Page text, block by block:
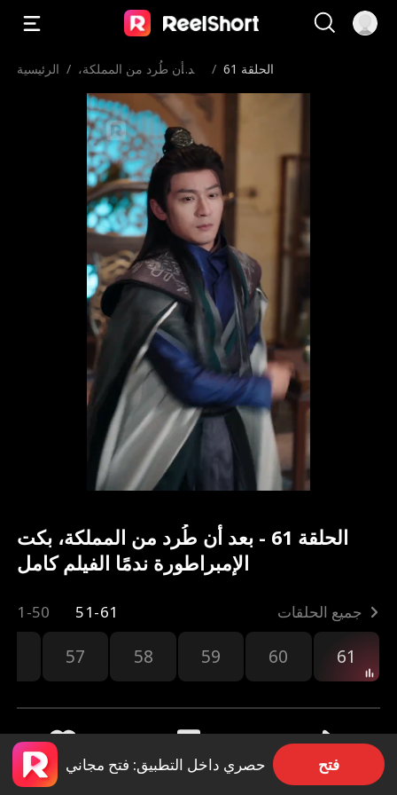
الرئيسية / بعد أن طُرد من المملكة،
/ الحلقة 61
الحلقة 61 - بعد أن طُرد من المملكة، بكت
الإمبراطورة ندمًا الفيلم كامل
1-50 51-61 جميع الحلقات
57 58 59 60 61
433 16.8k مشاركة حصري داخل التطبيق: فتح مجاني فتح